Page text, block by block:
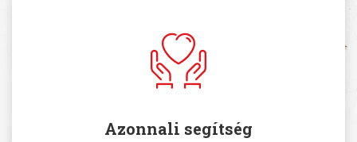
Azonnali segítség